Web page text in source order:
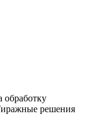
обработку
решения